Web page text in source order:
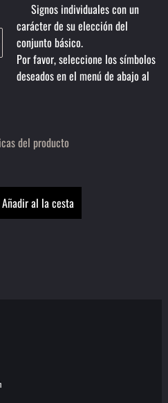
Signos individuales con un
carácter de su elección del
conjunto básico.
Por favor, seleccione los símbolos
deseados en el menú de abajo al
del producto